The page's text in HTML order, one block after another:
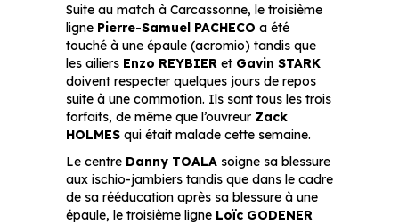
Suite au match à Carcassonne, le troisième
ligne Pierre-Samuel PACHECO a été
touché à une épaule (acromio) tandis que
les ailiers Enzo REYBIER et Gavin STARK
doivent respecter quelques jours de repos
suite à une commotion. Ils sont tous les trois
forfaits, de même que l’ouvreur Zack
HOLMES qui était malade cette semaine.
Le centre Danny TOALA soigne sa blessure
aux ischio-jambiers tandis que dans le cadre
de sa rééducation après sa blessure à une
épaule, le troisième ligne Loïc GODENER